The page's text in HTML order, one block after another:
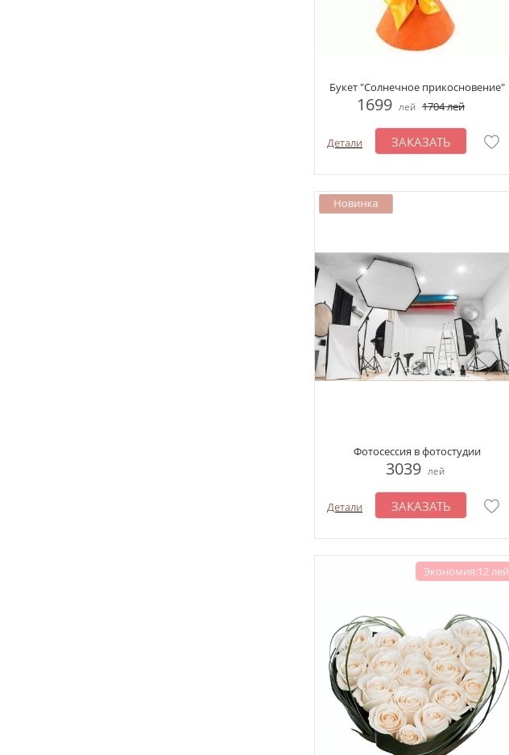
Букет "Солнечное прикосновение"
1699 лей 1704лей
Детали ЗАКАЗАТЬ
Фотосессия в фотостудии
3039 лей
Детали ЗАКАЗАТЬ
Экономия:12 лей